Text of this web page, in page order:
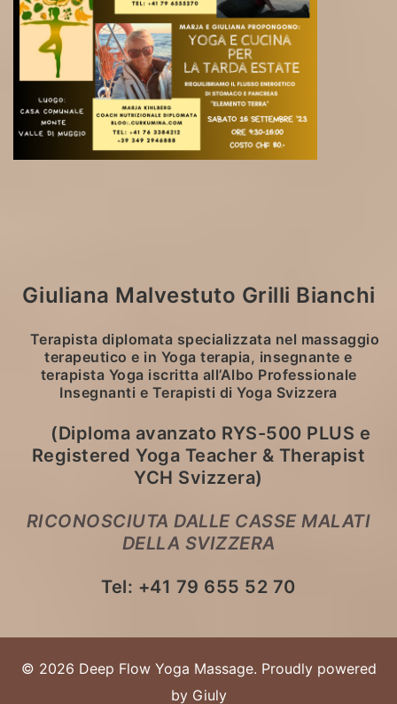
Giuliana Malvestuto Grilli Bianchi
Terapista diplomata specializzata nel massaggio
terapeutico e in Yoga terapia, insegnante e
terapista Yoga iscritta all’Albo Professionale
Insegnanti e Terapisti di Yoga Svizzera
(Diploma avanzato RYS-500 PLUS e
Registered Yoga Teacher & Therapist
YCH Svizzera)
RICONOSCIUTA DALLE CASSE MALATI
DELLA SVIZZERA
Tel: +41 79 655 52 70
© 2026 Deep Flow Yoga Massage. Proudly powered
by Giuly